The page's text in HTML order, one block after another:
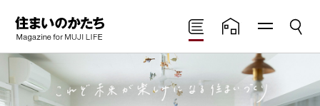
住まいのかたち
Magazine for MUJI
LIFE
メニ
検索
読みもの 住まいの実例